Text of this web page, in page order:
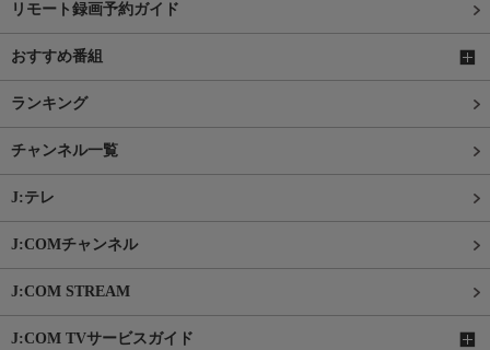
リモート録画予約ガイド
おすすめ番組
ランキング
チャンネル一覧
J:テレ
J:COMチャンネル
J:COM STREAM
J:COM TVサービスガイド